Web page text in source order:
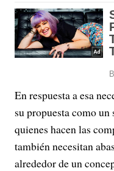
En respuesta a esa
su propuesta como un
quienes hacen las
también necesitan
alrededor de un